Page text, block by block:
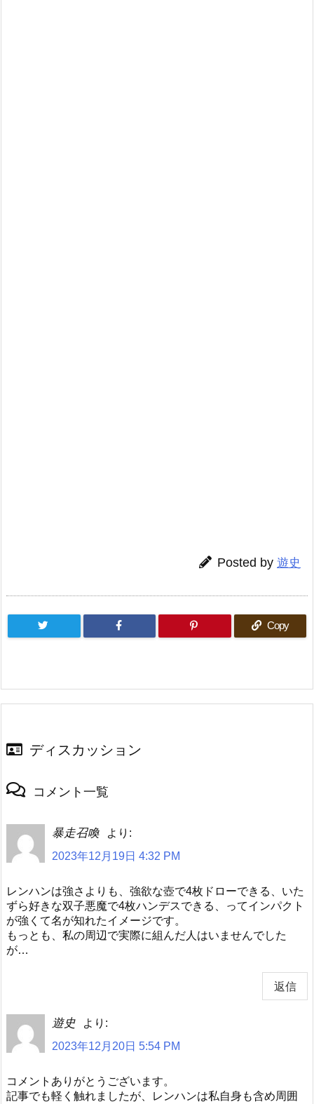
Posted by 遊史
Copy
ディスカッション
コメント一覧
暴走召喚
より:
2023年12月19日 4:32 PM
レンハンは強さよりも、強欲な壺で4枚ドローできる、いた
ずら好きな双子悪魔で4枚ハンデスできる、ってインパクト
が強くて名が知れたイメージです。
もっとも、私の周辺で実際に組んだ人はいませんでした
が…
返信
遊史
より:
2023年12月20日 5:54 PM
コメントありがとうございます。
記事でも軽く触れましたが、レンハンは私自身も含め周囲